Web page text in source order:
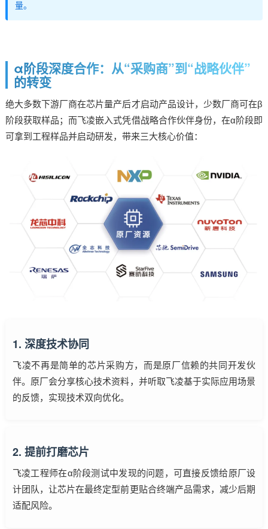
量。
α阶段深度合作：从“采购商”到“战略伙伴”
的转变
绝大多数下游厂商在芯片量产后才启动产品设计，少数厂商可在β
阶段获取样品；而飞凌嵌入式凭借战略合作伙伴身份，在α阶段即
可拿到工程样品并启动研发，带来三大核心价值：
1. 深度技术协同
飞凌不再是简单的芯片采购方，而是原厂信赖的共同开发伙
伴。原厂会分享核心技术资料，并听取飞凌基于实际应用场景
的反馈，实现技术双向优化。
2. 提前打磨芯片
飞凌工程师在α阶段测试中发现的问题，可直接反馈给原厂设
计团队，让芯片在最终定型前更贴合终端产品需求，减少后期
适配风险。